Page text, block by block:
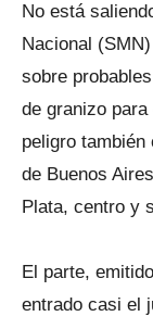
No está
Nacional
sobre
de granizo
peligro
de Buenos
Plata, centro y
El parte,
entrado casi el